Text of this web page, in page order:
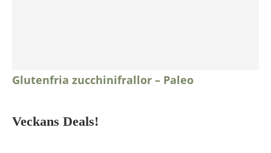
Glutenfria zucchinifrallor – Paleo
Veckans Deals!